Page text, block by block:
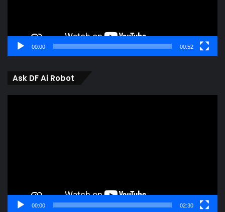
00:00 00:52
Ask DF Ai Robot
00:00 02:30